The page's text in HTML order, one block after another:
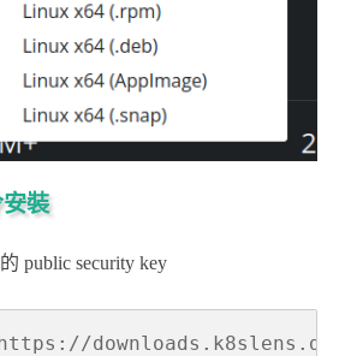
裝
public security key